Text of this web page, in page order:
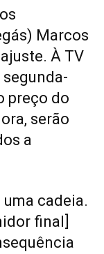
Marcos
À TV
preço do
serão
a
uma cadeia.
final]